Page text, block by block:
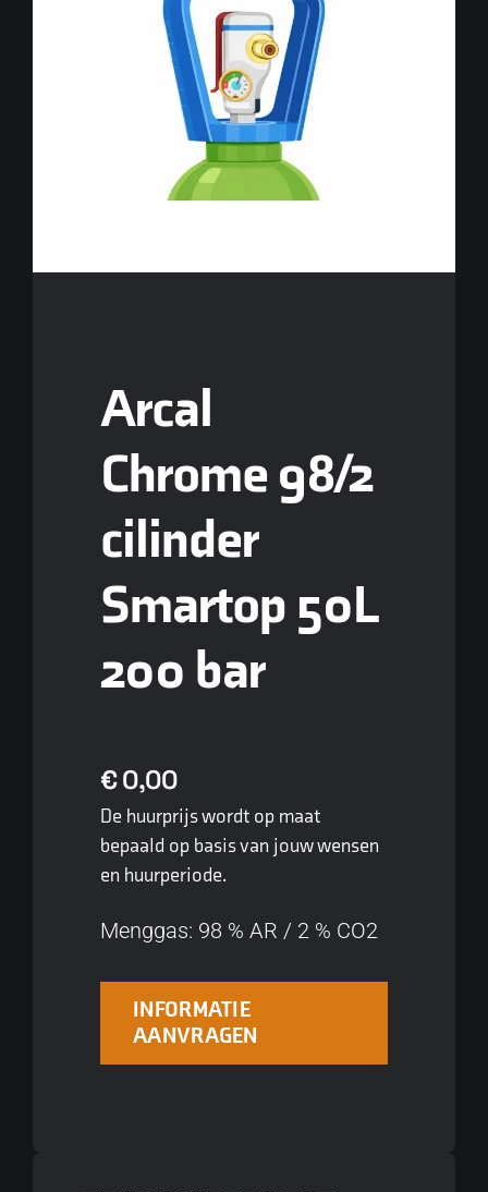
Arcal
Chrome 98/2
cilinder
Smartop 50L
200 bar
€0,00
De huurprijs wordt op maat
bepaald op basis van jouw wensen
en huurperiode.
Menggas: 98 % AR / 2 % CO2
INFORMATIE
AANVRAGEN